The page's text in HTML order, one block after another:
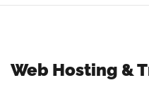
Web Hosting &